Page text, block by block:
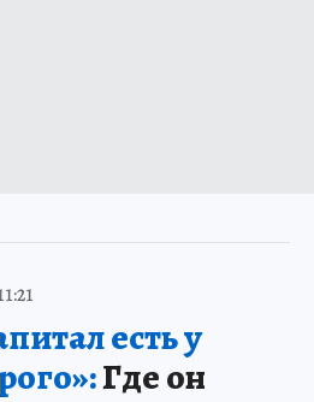
есть у
Где он